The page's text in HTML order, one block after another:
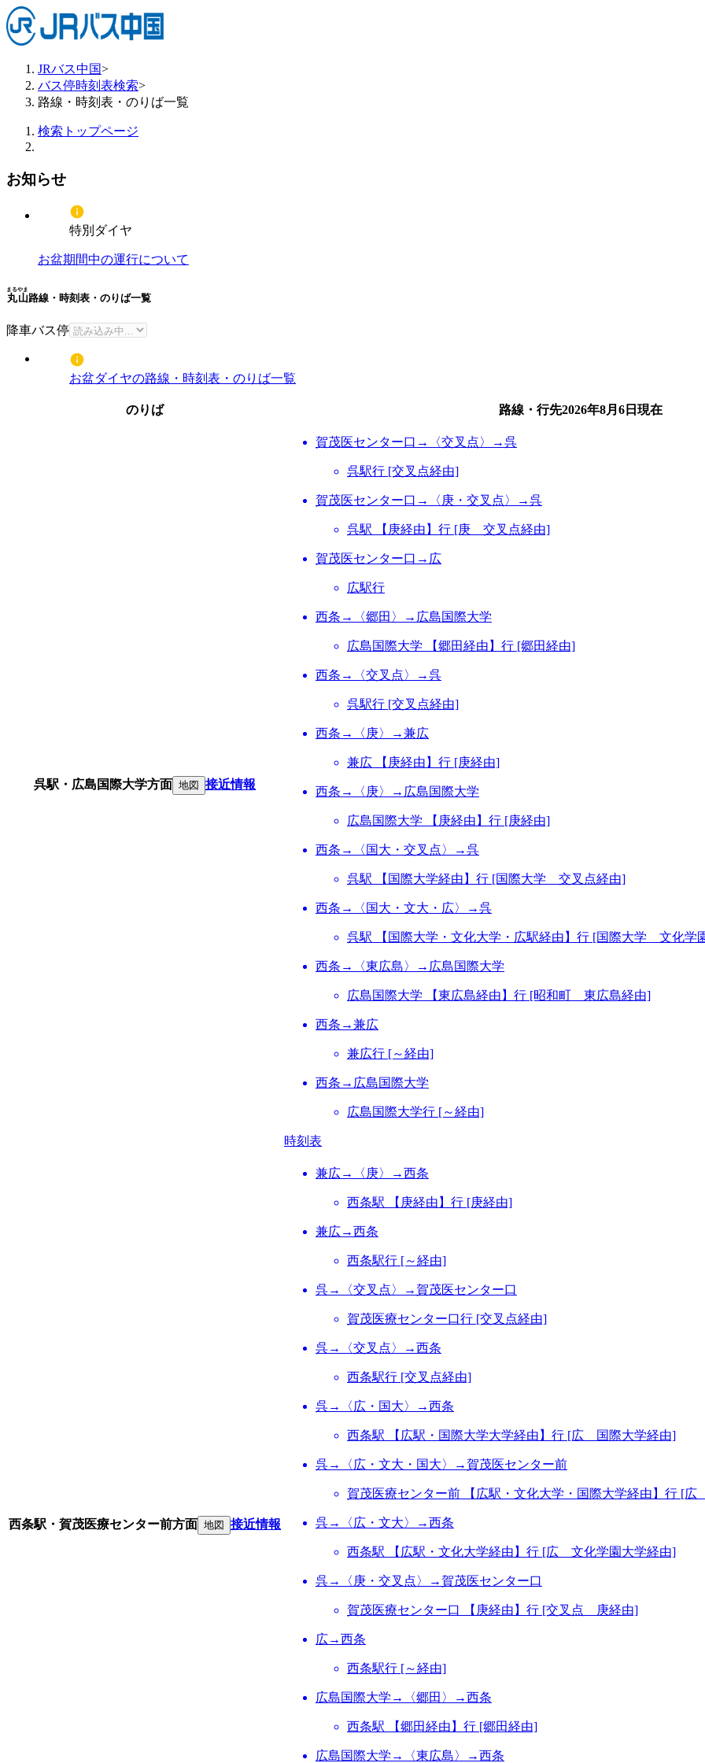
JRバス中国>
バス停時刻表検索>
路線・時刻表・のりば一覧
検索トップページ
お知らせ
特別ダイヤ
お盆期間中の運行について
丸山
まるやま
路線・時刻表・のりば一覧
降車バス停
お盆ダイヤの路線・時刻表・のりば一覧
のりば 路線・行先2026年8月6日 現在
呉駅・広島国際大学方面 地図 接近情報
賀茂医センター口→〈交叉点〉→呉
呉駅行 [交叉点経由]
賀茂医センター口→〈庚・交叉点〉→呉
呉駅 【庚経由】行 [庚 交叉点経由]
賀茂医センター口→広
広駅行
西条→〈郷田〉→広島国際大学
広島国際大学 【郷田経由】行 [郷田経由]
西条→〈交叉点〉→呉
呉駅行 [交叉点経由]
西条→〈庚〉→兼広
兼広 【庚経由】行 [庚経由]
西条→〈庚〉→広島国際大学
広島国際大学 【庚経由】行 [庚経由]
西条→〈国大・交叉点〉→呉
呉駅 【国際大学経由】行 [国際大学 交叉点経由]
西条→〈国大・文大・広〉→呉
呉駅 【国際大学・文化大学・広駅経由】行 [国際大学 文化
西条→〈東広島〉→広島国際大学
広島国際大学 【東広島経由】行 [昭和町 東広島経由]
西条→兼広
兼広行 [～経由]
西条→広島国際大学
広島国際大学行 [～経由]
時刻表
西条駅・賀茂医療センター前方面 地図 接近情報
兼広→〈庚〉→西条
西条駅 【庚経由】行 [庚経由]
兼広→西条
西条駅行 [～経由]
呉→〈交叉点〉→賀茂医センター口
賀茂医療センター口行 [交叉点経由]
呉→〈交叉点〉→西条
西条駅行 [交叉点経由]
呉→〈広・国大〉→西条
西条駅 【広駅・国際大学大学経由】行 [広 国際大学経由]
呉→〈広・文大・国大〉→賀茂医センター前
賀茂医療センター前 【広駅・文化大学・国際大学経由】行 [
呉→〈広・文大〉→西条
西条駅 【広駅・文化大学経由】行 [広 文化学園大学経由]
呉→〈庚・交叉点〉→賀茂医センター口
賀茂医療センター口 【庚経由】行 [交叉点 庚経由]
広→西条
西条駅行 [～経由]
広島国際大学→〈郷田〉→西条
西条駅 【郷田経由】行 [郷田経由]
広島国際大学→〈東広島〉→西条